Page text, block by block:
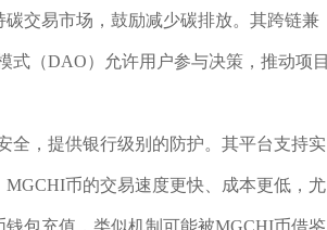
交易市场，鼓励减少碳排放。其跨链兼
式（DAO）允许用户参与决策，推动项目
全，提供银行级别的防护。其平台支持实
币的交易速度更快、成本更低，尤
包充值，类似机制可能被MGCHI币借鉴